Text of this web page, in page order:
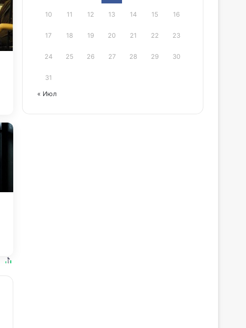
10 11 12 13 14 15 16
17 18 19 20 21 22 23
24 25 26 27 28 29 30
31
« Июл